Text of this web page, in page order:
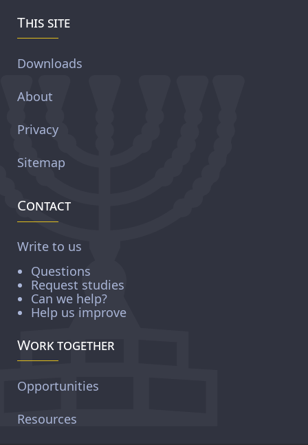
This site
Downloads
About
Privacy
Sitemap
Contact
Write to us
Questions
Request studies
Can we help?
Help us improve
Work together
Opportunities
Resources